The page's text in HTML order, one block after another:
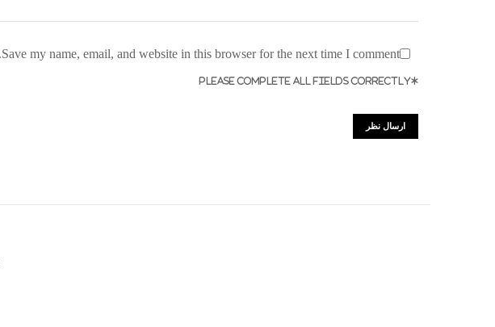
Save my name, email, and website in this browser for the next time I comment.
*PLEASE COMPLETE ALL FIELDS CORRECTLY